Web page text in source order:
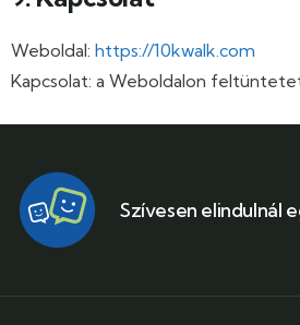
Weboldal: https://10kwalk.com
Kapcsolat: a Weboldalon
Szívesen elindulnál